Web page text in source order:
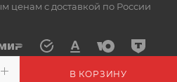
В КОРЗИНУ
ценам с доставкой по России